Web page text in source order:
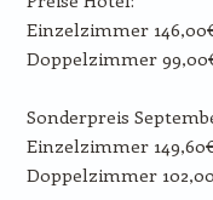
Einzelzimmer
Doppelzimmer
Sonderpreis
Einzelzimmer
Doppelzimmer